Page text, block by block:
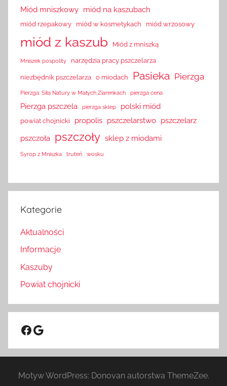
Miód mniszkowy miód na kaszubach
miód rzepakowy miód w kosmetykach miód wrzosowy
miód z kaszub Miód z mniszką
Mniszek pospolity narzędzia pracy pszczelarza
niezbędnik pszczelarza o miodach Pasieka Pierzga
Pierzga: Siła Natury w Małych Ziarenkach pierzga cena
Pierzga pszczela pierzga sklep polski miód
powiat chojnicki propolis pszczelarstwo pszczelarz
pszczoła pszczoły sklep z miodami
Syrop z Mniszka truteń wosku
Kategorie
Aktualności
Informacje
Kaszuby
Powiat chojnicki
Facebook
Google
Motyw WordPress: Donovan autorstwa ThemeZee.